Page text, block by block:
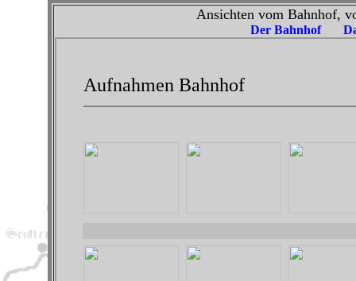
Ansichten vom Bahnhof,
Der Bahnhof